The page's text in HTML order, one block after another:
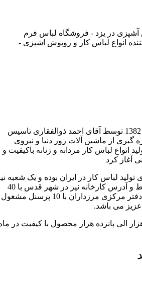
در یزد - فروشگاه لباس فرم
انواع لباس کار و روپوش اشپزی -
شرکت تولیدی ایلدا در سال 1382 توسط آقای احمد ذوالفقاری تاسیس
گیری از ماشین آلات روز دنیا و نیروی
انواع لباس کار مردانه و زنانه باکیفیت و
آغاز کرد
لباس کار در ایران بوده و یک شعبه
در کشور عمان استان مسقط و آدرس کارخانه نیز در شهر قدس با 40
نیروی تولیدی مستقیم و در دفتر مرکزی مرزداران با 10 پرسنل مشغول
می باشد.
الی پانزده هزار محصول با کیفیت در